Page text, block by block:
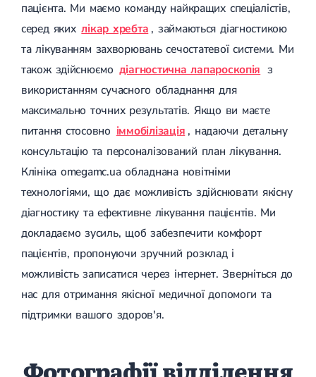
Масаж
пацієнта. Ми маємо команду найкращих спеціалістів,
серед яких лікар хребта , займаються діагностикою
та лікуванням захворювань сечостатевої системи. Ми
також здійснюємо діагностична лапароскопія з
використанням сучасного обладнання для
максимально точних результатів. Якщо ви маєте
питання стосовно іммобілізація , надаючи детальну
консультацію та персоналізований план лікування.
Клініка omegamc.ua обладнана новітніми
технологіями, що дає можливість здійснювати якісну
діагностику та ефективне лікування пацієнтів. Ми
докладаємо зусиль, щоб забезпечити комфорт
пацієнтів, пропонуючи зручний розклад і
можливість записатися через інтернет. Зверніться до
нас для отримання якісної медичної допомоги та
підтримки вашого здоров'я.